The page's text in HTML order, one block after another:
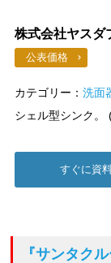
株式会社ヤスダ
公表価格
カテゴリー：洗面
シェル型シンク。
すぐに資
『サンタク